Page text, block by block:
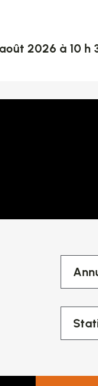
2026 à 10 h